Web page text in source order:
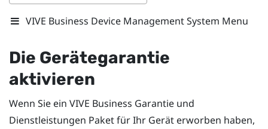
VIVE Business Device Management System Menu
Die Gerätegarantie
aktivieren
Wenn Sie ein VIVE Business Garantie und
Dienstleistungen Paket für Ihr Gerät erworben haben,